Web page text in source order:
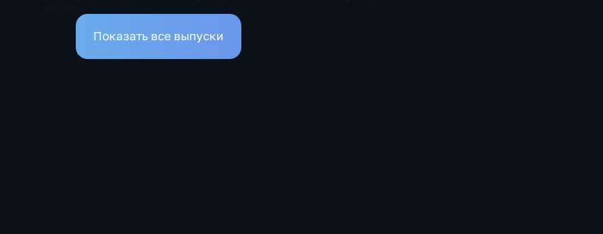
Показать все выпуски